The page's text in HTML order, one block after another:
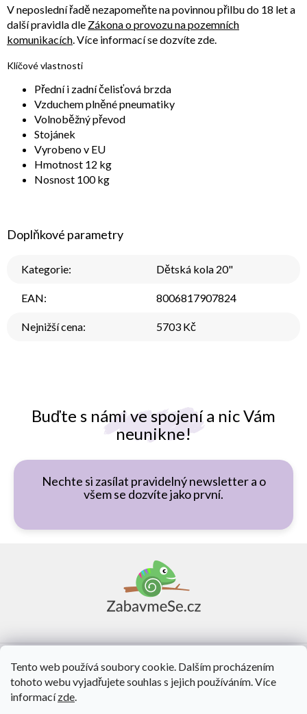
Tento web používá soubory cookie. Dalším procházením
tohoto webu vyjadřujete souhlas s jejich používáním. Více
informacízde.
Buďte s námi ve spojení a nic Vám
neunikne!
Nechte si zasílat pravidelný newsletter a o
všem se dozvíte jako první.
V neposlední řadě nezapomeňte na povinnou přilbu do 18 let a
další pravidla dle Zákona o provozu na pozemních
komunikacích. Více informací se dozvíte zde.
Klíčové vlastnosti
Přední i zadní čelisťová brzda
Vzduchem plněné pneumatiky
Volnoběžný převod
Stojánek
Vyrobeno v EU
Hmotnost 12 kg
Nosnost 100 kg
Doplňkové parametry
Kategorie: Dětská kola 20"
EAN: 8006817907824
Nejnižší cena: 5703 Kč
O nás